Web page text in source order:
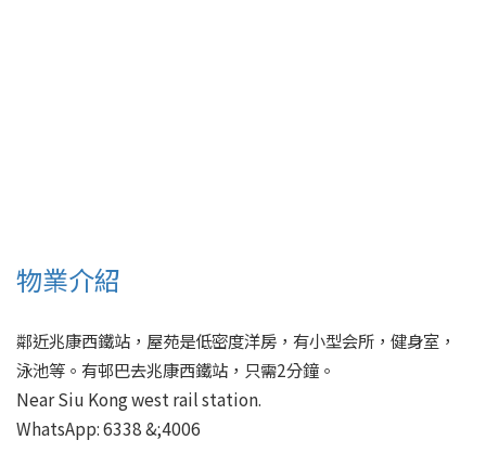
物業介紹
鄰近兆康西鐵站，屋苑是低密度洋房，有小型会所，健身室，
泳池等。有邨巴去兆康西鐵站，只需2分鐘。
Near Siu Kong west rail station.
WhatsApp: 6338 &;4006